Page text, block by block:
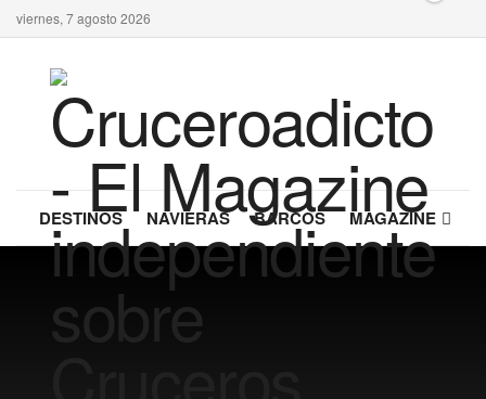
viernes, 7 agosto 2026
DESTINOS NAVIERAS BARCOS MAGAZINE